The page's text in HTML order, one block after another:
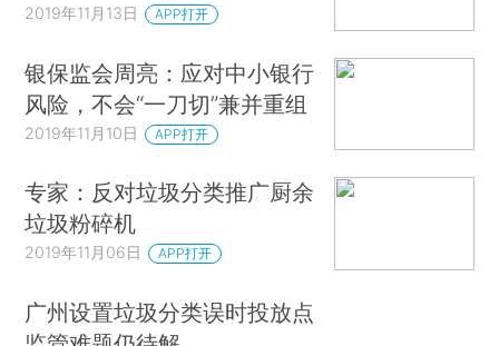
2019年11月13日 APP打开
银保监会周亮：应对中小银行
风险，不会“一刀切”兼并重组
2019年11月10日 APP打开
专家：反对垃圾分类推广厨余
垃圾粉碎机
2019年11月06日 APP打开
广州设置垃圾分类误时投放点